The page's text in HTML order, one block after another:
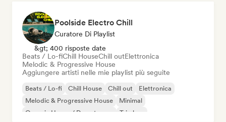
Poolside Electro Chill
Curatore Di Playlist
&gt; 400 risposte date
Beats / Lo-fiChill HouseChill outElettronica
Melodic & Progressive House
Aggiungere artisti nelle mie playlist più seguite
Beats / Lo-fi Chill House Chill out
Elettronica
Melodic & Progressive House
Minimal
Organic House / Downtempo
Trip hop